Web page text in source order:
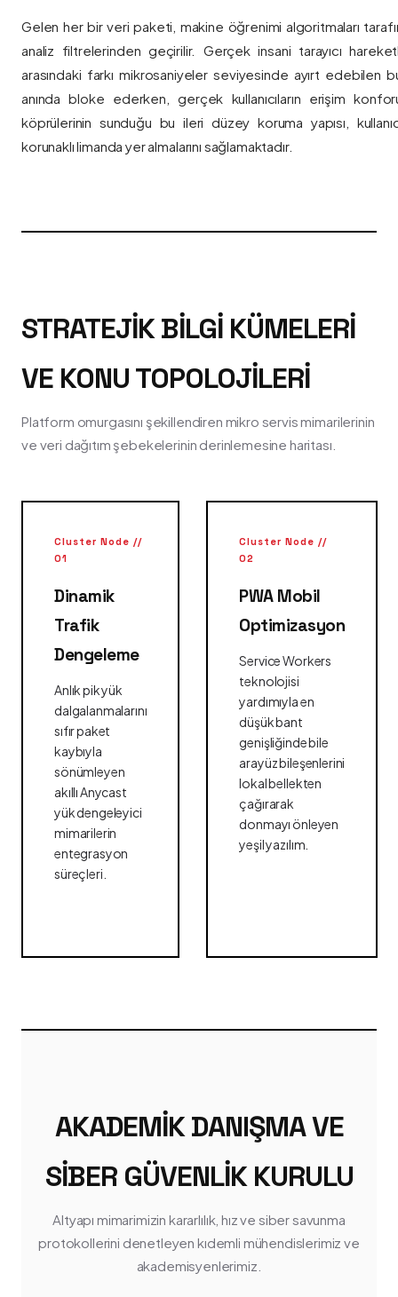
Gelen her bir veri paketi, makine öğrenimi algoritmaları
analiz filtrelerinden geçirilir. Gerçek insani tarayıcı
arasındaki farkı mikrosaniyeler seviyesinde ayırt edebilen
anında bloke ederken, gerçek kullanıcıların erişim
köprülerinin sunduğu bu ileri düzey koruma yapısı,
korunaklı limanda yer almalarını sağlamaktadır.
STRATEJIK BILGI KÜMELERI
VE KONU TOPOLOJILERI
Platform omurgasını şekillendiren mikro servis mimarilerinin
ve veri dağıtım şebekelerinin derinlemesine haritası.
Cluster Node //
01
Dinamik
Trafik
Dengeleme
Anlık pik yük
dalgalanmalarını
sıfır paket
kaybıyla
sönümleyen
akıllı Anycast
yük dengeleyici
mimarilerin
entegrasyon
süreçleri.
Cluster Node //
02
PWA Mobil
Optimizasyon
Service Workers
teknolojisi
yardımıyla en
düşük bant
genişliğinde bile
arayüz bileşenlerini
lokal bellekten
çağırarak
donmayı önleyen
yeşil yazılım.
AKADEMIK DANIŞMA VE
SIBER GÜVENLIK KURULU
Altyapı mimarimizin kararlılık, hız ve siber savunma
protokollerini denetleyen kıdemli mühendislerimiz ve
akademisyenlerimiz.